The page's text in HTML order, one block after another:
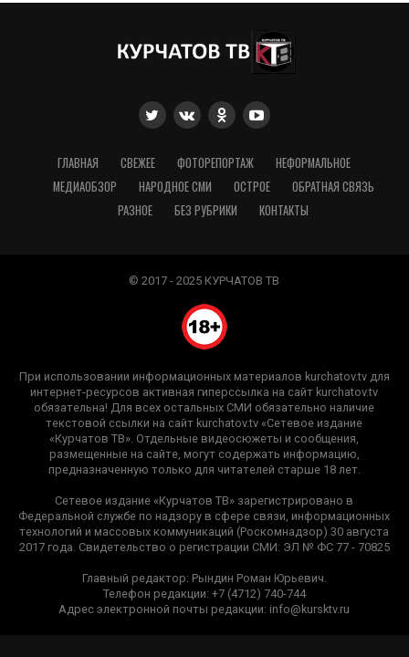
ГЛАВНАЯ СВЕЖЕЕ ФОТОРЕПОРТАЖ
НЕФОРМАЛЬНОЕ
МЕДИАОБЗОР
НАРОДНОЕ СМИ ОСТРОЕ
ОБРАТНАЯ СВЯЗЬ
РАЗНОЕ
БЕЗ РУБРИКИ КОНТАКТЫ
© 2017 - 2025 КУРЧАТОВ ТВ
При использовании информационных материалов kurchatov.tv для
интернет-ресурсов активная гиперссылка на сайт kurchatov.tv
обязательна! Для всех остальных СМИ обязательно наличие
текстовой ссылки на сайт kurchatov.tv «Сетевое издание
«Курчатов ТВ». Отдельные видеосюжеты и сообщения,
размещенные на сайте, могут содержать информацию,
предназначенную только для читателей старше 18 лет.
Сетевое издание «Курчатов ТВ» зарегистрировано в
Федеральной службе по надзору в сфере связи, информационных
технологий и массовых коммуникаций (Роскомнадзор) 30 августа
2017 года. Свидетельство о регистрации СМИ: ЭЛ № ФС 77 - 70825
Главный редактор: Рындин Роман Юрьевич.
Телефон редакции: +7 (4712) 740-744
Адрес электронной почты редакции: info@kursktv.ru